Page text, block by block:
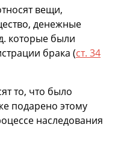
вещи,
денежные
которые были
брака (ст. 34
то, что было
подарено этому
наследования